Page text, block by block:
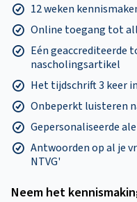
12 weken
Online toegang tot
Eén geaccrediteerde
nascholingsartikel
Het tijdschrift 3 keer
Onbeperkt luisteren
Gepersonaliseerde
Antwoorden op al je
NTVG'
Neem het